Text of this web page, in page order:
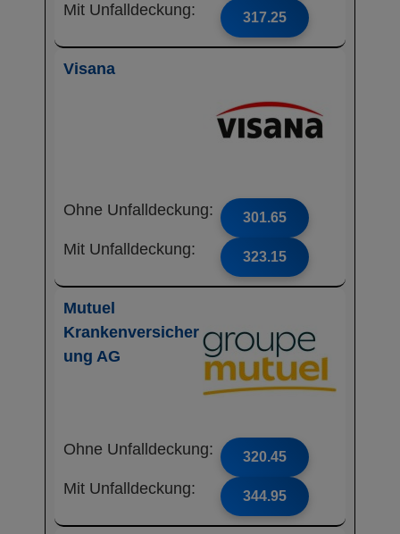
Mit Unfalldeckung: 317.25
Visana
Ohne Unfalldeckung: 301.65
Mit Unfalldeckung: 323.15
Mutuel
Krankenversicher
ung AG
Ohne Unfalldeckung: 320.45
Mit Unfalldeckung: 344.95